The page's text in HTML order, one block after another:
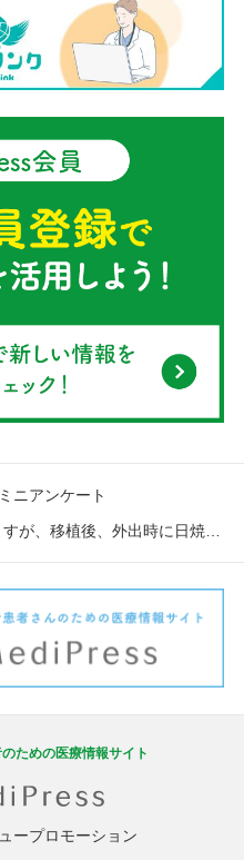
ミニアンケート
時に日焼け止めクリームは塗っていますか？
ための医療情報サイト
ープロモーション